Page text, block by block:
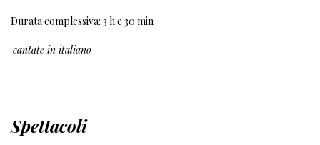
Durata complessiva: 3 h e 30 min
cantate in italiano
Spettacoli